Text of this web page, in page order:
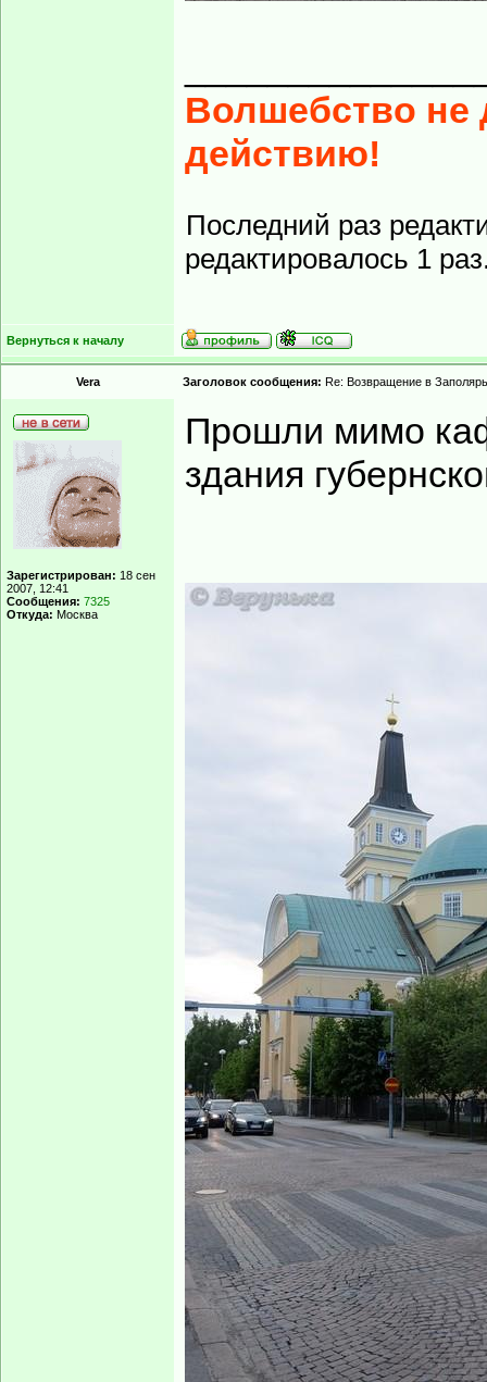
Волшебство не
действию!
Последний раз
редактировалось 1
Вернуться к началу
Vera Заголовок сообщения: Re: Возвращение в
Зарегистрирован: 18 сен
2007, 12:41
Сообщения: 7325
Откуда: Москва
Прошли мимо
здания